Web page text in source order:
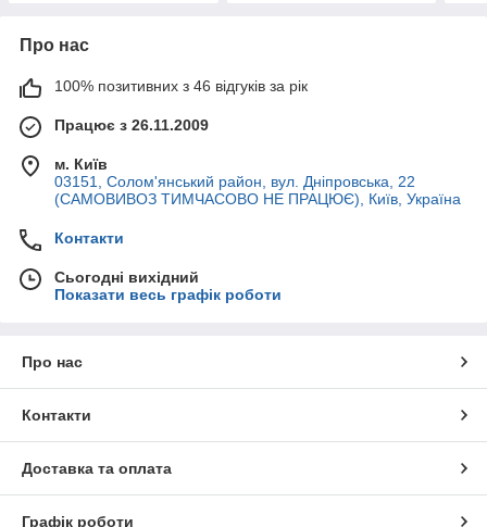
Про нас
100% позитивних з 46 відгуків за рік
Працює з 26.11.2009
м. Київ
03151, Солом'янський район, вул. Дніпровська, 22
(САМОВИВОЗ ТИМЧАСОВО НЕ ПРАЦЮЄ), Київ, Україна
Контакти
Сьогодні вихідний
Показати весь графік роботи
Про нас
Контакти
Доставка та оплата
Графік роботи